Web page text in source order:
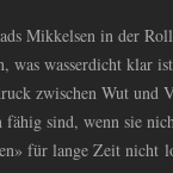
Mikkelsen in der
was wasserdicht klar
zwischen Wut und
fähig sind, wenn sie
für lange Zeit nicht